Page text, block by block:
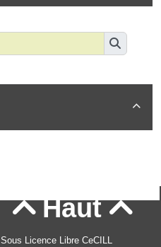

Haut
Sous Licence Libre CeCILL